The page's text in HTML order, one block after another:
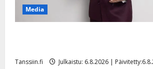
Media
Tanssiin.fi Julkaistu: 6.8.2026 |